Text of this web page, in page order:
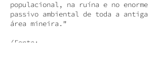
populacional, na ruína e no enorme
passivo ambiental de toda a antiga
área mineira."
(Fonte: